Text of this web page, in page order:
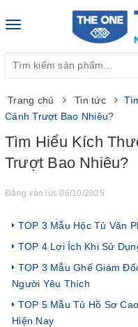
Toggle
Trang chủ Tin tức
Cánh Trượt Bao Nhiêu?
Tìm Hiểu Kích
Trượt Bao Nhiêu?
Đăng vào lúc 06/10/2025
TOP 3 Mẫu Hộc Tủ Văn
TOP 4 Lợi Ích Khi Sử
TOP 3 Mẫu Ghế Giám
Người Yêu Thích
TOP 5 Mẫu Tủ Hồ Sơ
Hiện Nay